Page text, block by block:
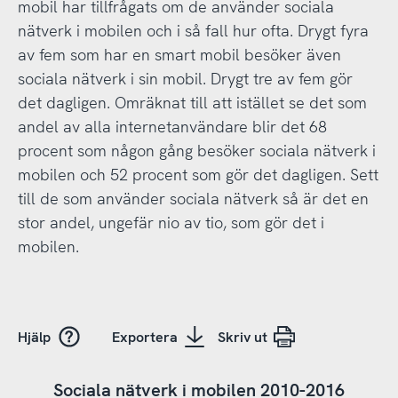
mobil har tillfrågats om de använder sociala
nätverk i mobilen och i så fall hur ofta. Drygt fyra
av fem som har en smart mobil besöker även
sociala nätverk i sin mobil. Drygt tre av fem gör
det dagligen. Omräknat till att istället se det som
andel av alla internetanvändare blir det 68
procent som någon gång besöker sociala nätverk i
mobilen och 52 procent som gör det dagligen. Sett
till de som använder sociala nätverk så är det en
stor andel, ungefär nio av tio, som gör det i
mobilen.
Hjälp Exportera Skriv ut
Sociala nätverk i mobilen 2010-2016